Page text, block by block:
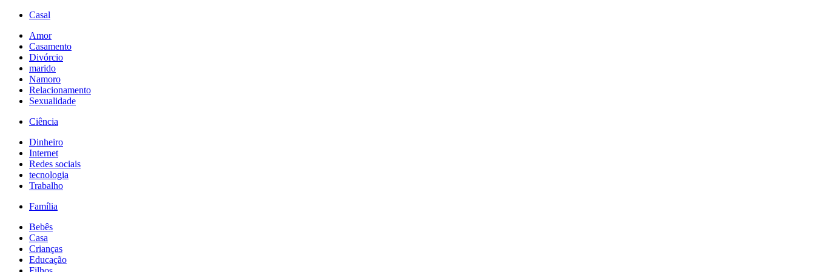
Casal
Amor
Casamento
Divórcio
marido
Namoro
Relacionamento
Sexualidade
Ciência
Dinheiro
Internet
Redes sociais
tecnologia
Trabalho
Família
Bebês
Casa
Crianças
Educação